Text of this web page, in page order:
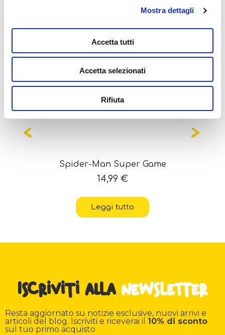
Mostra dettagli
Accetta tutti
Accetta selezionati
Rifiuta
Potrebbe interessarti
anche...
OUT OF STOCK
Spider-Man Super Game
14,99 €
Leggi tutto
Iscriviti alla newsletter
Resta aggiornato su notizie esclusive, nuovi arrivi e
articoli del blog. Iscriviti e riceverai il 10% di sconto
sul tuo primo acquisto